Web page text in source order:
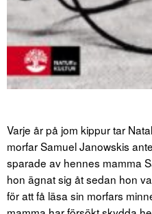
Varje år på jom kippur tar
morfar Samuel Janowskis
sparade av hennes mamma
hon ägnat sig åt sedan hon
för att få läsa sin morfars